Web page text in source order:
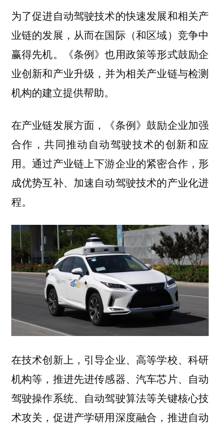
为了促进自动驾驶技术的快速发展和相关产
业链的发展，从而在国际（和区域）竞争中
赢得先机。《条例》也用政策等形式鼓励企
业创新和产业升级， 并为相关产业链与检测
机构的建立提供帮助。
在产业链发展方面，《条例》鼓励企业加强
合作，共同推动自动驾驶技术的创新和应
用。通过产业链上下游企业的紧密合作，形
成优势互补、加速自动驾驶技术的产业化进
程。
在技术创新上，引导企业、高等学校、科研
机构等，推进先进传感器、汽车芯片、自动
驾驶操作系统、自动驾驶算法等关键核心技
术攻关，促进产学研用深度融合，推进自动